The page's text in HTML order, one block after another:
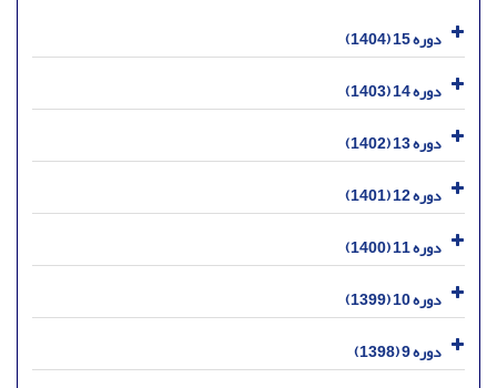
دوره 15 (1404)
دوره 14 (1403)
دوره 13 (1402)
دوره 12 (1401)
دوره 11 (1400)
دوره 10 (1399)
دوره 9 (1398)